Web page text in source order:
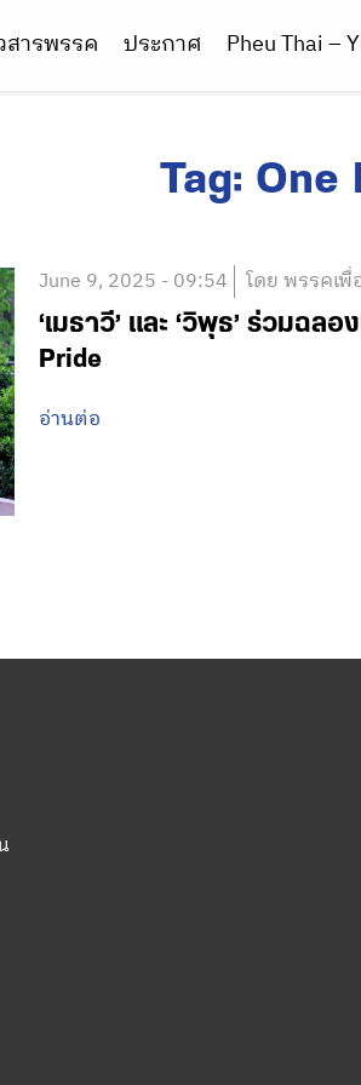
สารพรรค ประกาศ Pheu Thai –
Tag: One
June 9, 2025 - 09:54 โดย พรรคเพื่
‘เมธาวี’ และ ‘วิพุธ’ ร่วมฉล
Pride
อ่านต่อ